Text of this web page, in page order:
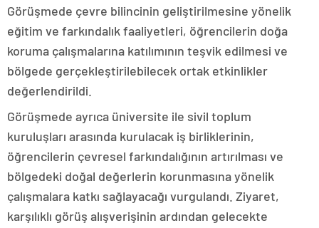
Görüşmede çevre bilincinin geliştirilmesine yönelik
eğitim ve farkındalık faaliyetleri, öğrencilerin doğa
koruma çalışmalarına katılımının teşvik edilmesi ve
bölgede gerçekleştirilebilecek ortak etkinlikler
değerlendirildi.
Görüşmede ayrıca üniversite ile sivil toplum
kuruluşları arasında kurulacak iş birliklerinin,
öğrencilerin çevresel farkındalığının artırılması ve
bölgedeki doğal değerlerin korunmasına yönelik
çalışmalara katkı sağlayacağı vurgulandı. Ziyaret,
karşılıklı görüş alışverişinin ardından gelecekte